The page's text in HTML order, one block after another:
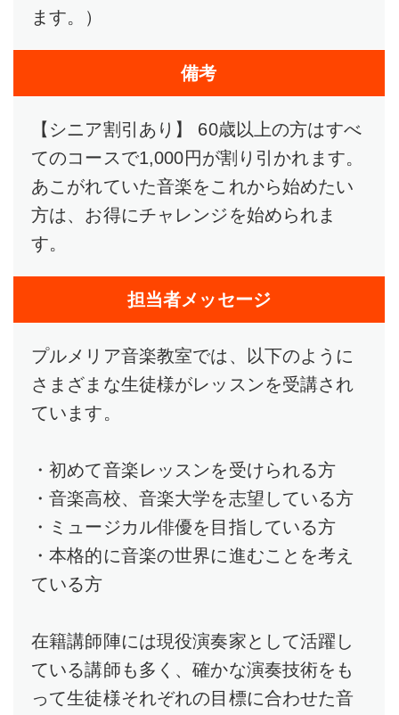
ます。）
備考
【シニア割引あり】 60歳以上の方はすべ
てのコースで1,000円が割り引かれます。
あこがれていた音楽をこれから始めたい
方は、お得にチャレンジを始められま
す。
担当者メッセージ
プルメリア音楽教室では、以下のように
さまざまな生徒様がレッスンを受講され
ています。
・初めて音楽レッスンを受けられる方
・音楽高校、音楽大学を志望している方
・ミュージカル俳優を目指している方
・本格的に音楽の世界に進むことを考え
ている方
在籍講師陣には現役演奏家として活躍し
ている講師も多く、確かな演奏技術をも
って生徒様それぞれの目標に合わせた音